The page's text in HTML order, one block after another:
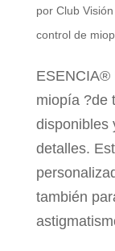
por Club Visión
control de
ESENCIA®
miopía ?de
disponibles
detalles.
también